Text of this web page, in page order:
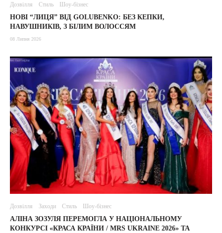
Дозвілля Стиль Шоу-бізнес
НОВІ “ЛИЦЯ” ВІД GOLUBENKO: БЕЗ КЕПКИ,
НАВУШНИКІВ, З БІЛИМ ВОЛОССЯМ
08 Липня 2026
Дозвілля Заходи Стиль Шоу-бізнес
АЛІНА ЗОЗУЛЯ ПЕРЕМОГЛА У НАЦІОНАЛЬНОМУ
КОНКУРСІ «КРАСА КРАЇНИ / MRS UKRAINE 2026» ТА